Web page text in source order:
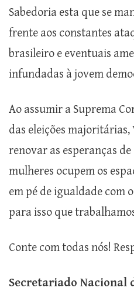
Sabedoria esta que se
frente aos constantes
brasileiro e eventuais
infundadas à jovem
Ao assumir a Suprema
das eleições majoritárias,
renovar as esperanças
mulheres ocupem os
em pé de igualdade com
para isso que
Conte com todas nós!
Secretariado Nacional